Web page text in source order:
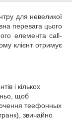
для невеликої
перевага цього
елемента call-
клієнт отримує
і кількох
щоб
теефонных
звичайно